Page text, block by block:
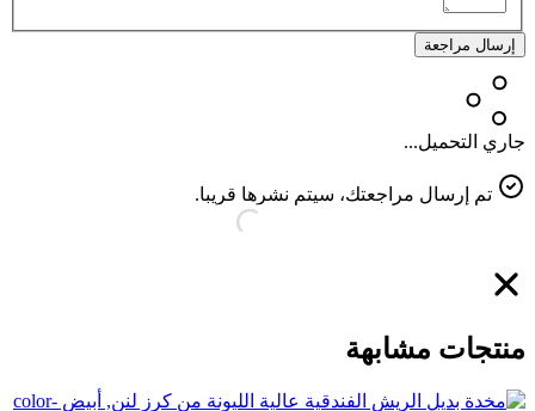
إرسال مراجعة
جاري التحميل...
تم إرسال مراجعتك، سيتم نشرها قريبا.
منتجات مشابهة